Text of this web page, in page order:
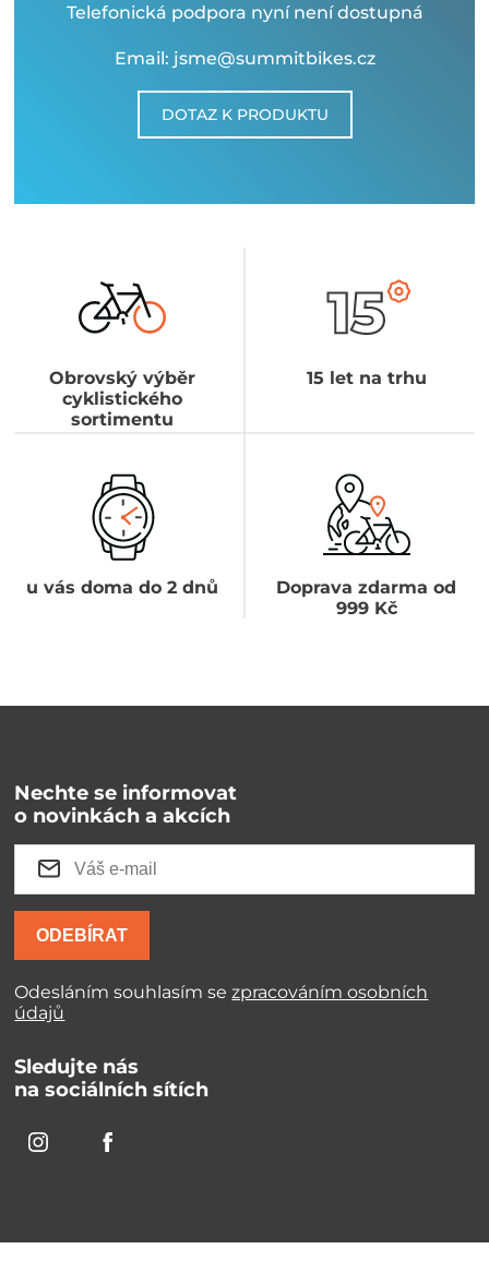
Telefonická podpora nyní není dostupná
Email: jsme@summitbikes.cz
DOTAZ K PRODUKTU
Obrovský výběr
cyklistického
sortimentu
15 let na trhu
u vás doma do 2 dnů
Doprava zdarma od
999 Kč
Nechte se informovat
o novinkách a akcích
ODEBÍRAT
Odesláním souhlasím sezpracováním osobních
údajů
Sledujte nás
na sociálních sítích